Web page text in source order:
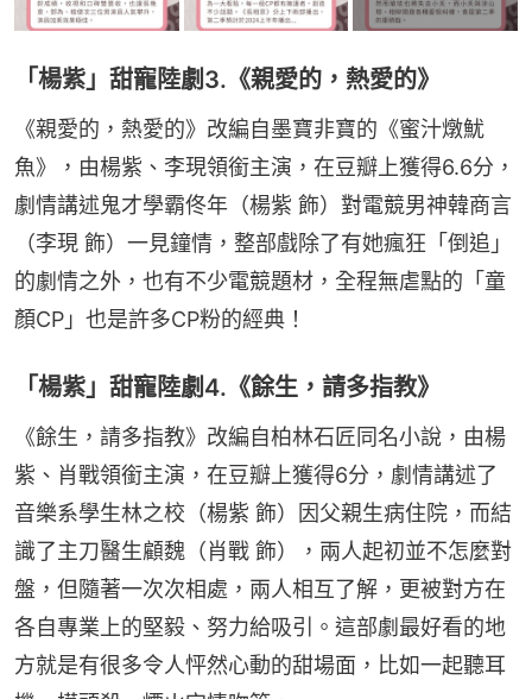
「楊紫」甜寵陸劇3.《親愛的，熱愛的》
《親愛的，熱愛的》改編自墨寶非寶的《蜜汁燉魷
魚》，由楊紫、李現領銜主演，在豆瓣上獲得6.6分，
劇情講述鬼才學霸佟年（楊紫 飾）對電競男神韓商言
（李現 飾）一見鐘情，整部戲除了有她瘋狂「倒追」
的劇情之外，也有不少電競題材，全程無虐點的「童
顏CP」也是許多CP粉的經典！
「楊紫」甜寵陸劇4.《餘生，請多指教》
《餘生，請多指教》改編自柏林石匠同名小說，由楊
紫、肖戰領銜主演，在豆瓣上獲得6分，劇情講述了
音樂系學生林之校（楊紫 飾）因父親生病住院，而結
識了主刀醫生顧魏（肖戰 飾），兩人起初並不怎麼對
盤，但隨著一次次相處，兩人相互了解，更被對方在
各自專業上的堅毅、努力給吸引。這部劇最好看的地
方就是有很多令人怦然心動的甜場面，比如一起聽耳